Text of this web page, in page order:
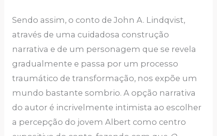
Sendo assim, o conto de John A. Lindqvist,
através de uma cuidadosa construção
narrativa e de um personagem que se revela
gradualmente e passa por um processo
traumático de transformação, nos expõe um
mundo bastante sombrio. A opção narrativa
do autor é incrivelmente intimista ao escolher
a percepção do jovem Albert como centro